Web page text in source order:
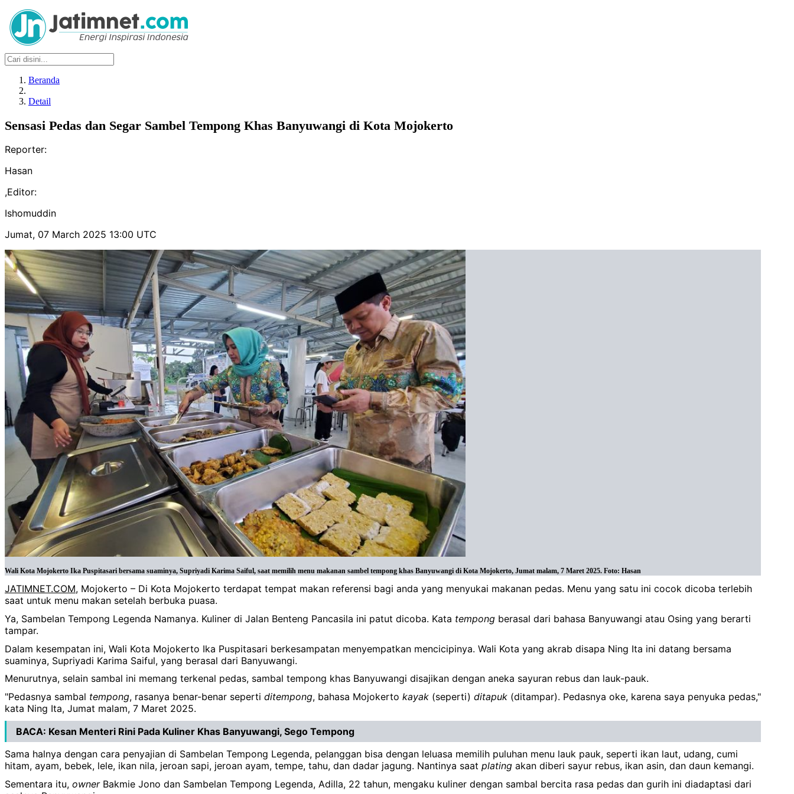
Beranda
Detail
Sensasi Pedas dan Segar Sambel Tempong Khas Banyuwangi di Kota Mojokerto
Reporter:
Hasan
,Editor:
Ishomuddin
Jumat, 07 March 2025 13:00 UTC
Wali Kota Mojokerto Ika Puspitasari bersama suaminya, Supriyadi Karima Saiful, saat memilih menu makanan sambel tempong khas Banyuwangi di Kota Mojokerto, Jumat malam, 7 Maret 2025. Foto: Hasan
JATIMNET.COM, Mojokerto – Di Kota Mojokerto terdapat tempat makan referensi bagi anda yang menyukai makanan pedas. Menu yang satu ini cocok dicoba terlebih
saat untuk menu makan setelah berbuka puasa.
Ya, Sambelan Tempong Legenda Namanya. Kuliner di Jalan Benteng Pancasila ini patut dicoba. Kata tempong berasal dari bahasa Banyuwangi atau Osing yang berarti
tampar.
Dalam kesempatan ini, Wali Kota Mojokerto Ika Puspitasari berkesampatan menyempatkan mencicipinya. Wali Kota yang akrab disapa Ning Ita ini datang bersama
suaminya, Supriyadi Karima Saiful, yang berasal dari Banyuwangi.
Menurutnya, selain sambal ini memang terkenal pedas, sambal tempong khas Banyuwangi disajikan dengan aneka sayuran rebus dan lauk-pauk.
"Pedasnya sambal tempong, rasanya benar-benar seperti ditempong, bahasa Mojokerto kayak (seperti) ditapuk (ditampar). Pedasnya oke, karena saya penyuka pedas,"
kata Ning Ita, Jumat malam, 7 Maret 2025.
BACA: Kesan Menteri Rini Pada Kuliner Khas Banyuwangi, Sego Tempong
Sama halnya dengan cara penyajian di Sambelan Tempong Legenda, pelanggan bisa dengan leluasa memilih puluhan menu lauk pauk, seperti ikan laut, udang, cumi
hitam, ayam, bebek, lele, ikan nila, jeroan sapi, jeroan ayam, tempe, tahu, dan dadar jagung. Nantinya saat plating akan diberi sayur rebus, ikan asin, dan daun kemangi.
Sementara itu, ownerBakmie Jono dan Sambelan Tempong Legenda, Adilla, 22 tahun, mengaku kuliner dengan sambal bercita rasa pedas dan gurih ini diadaptasi dari